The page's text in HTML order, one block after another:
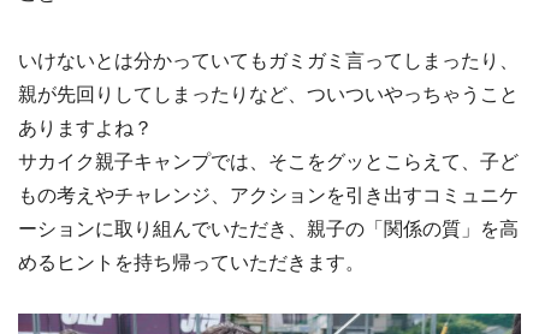
いけないとは分かっていてもガミガミ言ってしまったり、
親が先回りしてしまったりなど、ついついやっちゃうこと
ありますよね？
サカイク親子キャンプでは、そこをグッとこらえて、子ど
もの考えやチャレンジ、アクションを引き出すコミュニケ
ーションに取り組んでいただき、親子の「関係の質」を高
めるヒントを持ち帰っていただきます。